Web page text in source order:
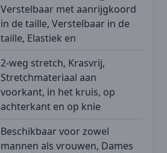
Verstelbaar met aanrijgkoord
in de taille, Verstelbaar in de
taille, Elastiek en
2-weg stretch, Krasvrij,
Stretchmateriaal aan
voorkant, in het kruis, op
achterkant en op knie
Beschikbaar voor zowel
mannen als vrouwen, Dames